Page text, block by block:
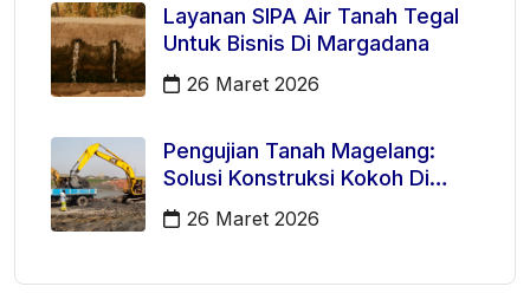
Layanan SIPA Air Tanah Tegal
Untuk Bisnis Di Margadana
26 Maret 2026
Pengujian Tanah Magelang:
Solusi Konstruksi Kokoh Di
Mertoyudan
26 Maret 2026